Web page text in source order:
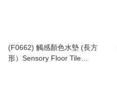
(F0662) 觸感顏色水墊 (長方
形）Sensory Floor Tile